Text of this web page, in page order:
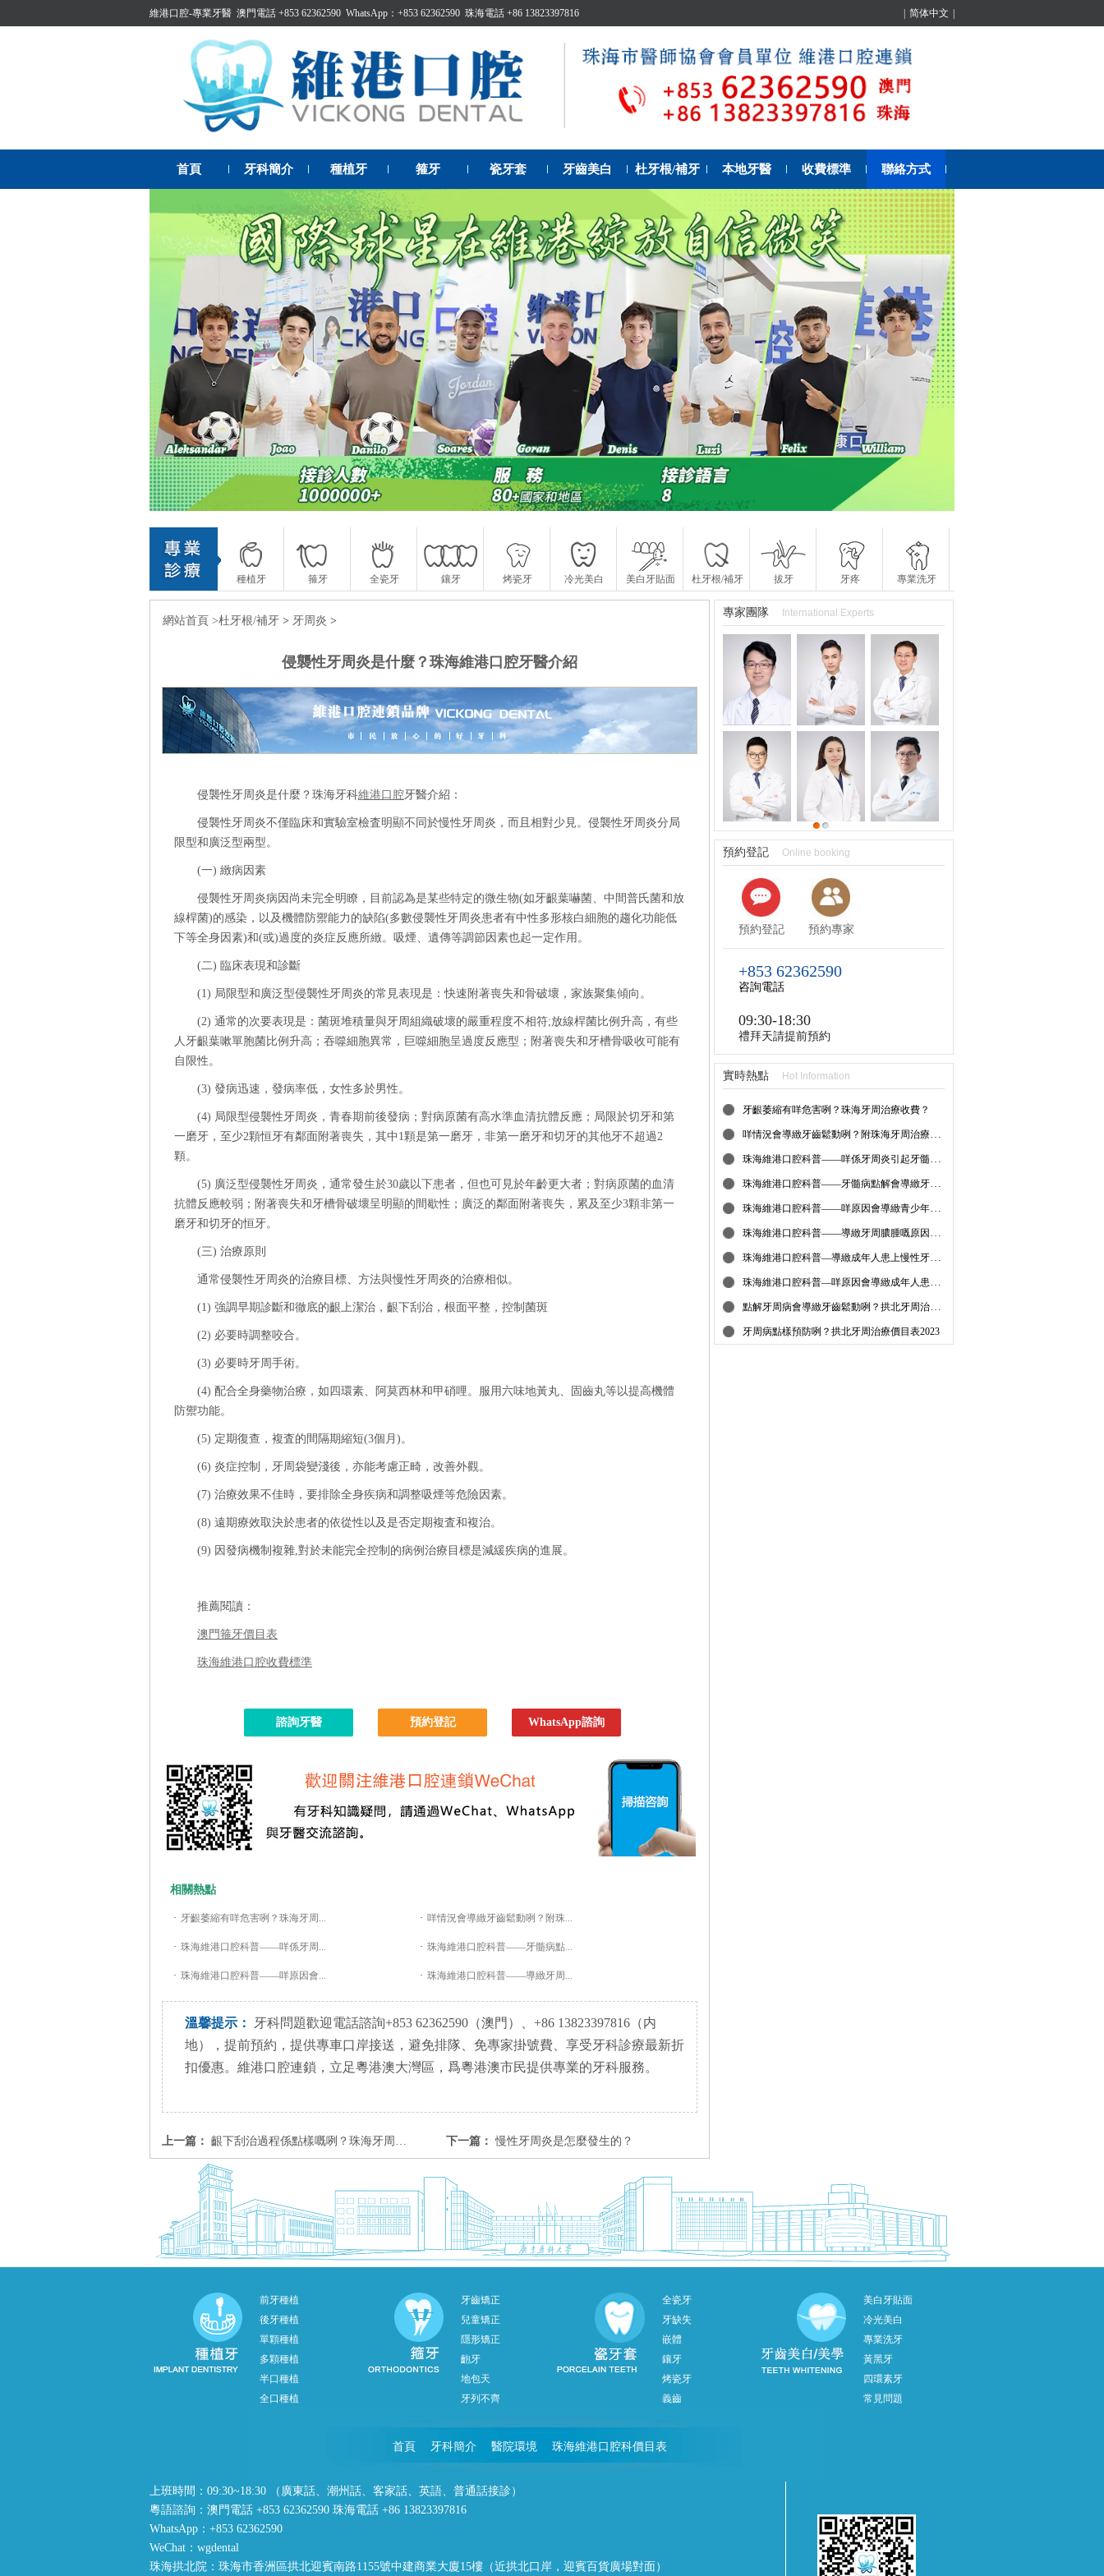
維港口腔-專業牙醫 澳門電話 +853 62362590 WhatsApp：+853 62362590 珠海電話 +86 13823397816 简体中文
首頁 牙科簡介 種植牙 箍牙 瓷牙套 牙齒美白 杜牙根/補牙 本地牙醫 收費標準 聯絡方式
種植牙 箍牙 全瓷牙 鑲牙 烤瓷牙 冷光美白 美白牙貼面 杜牙根/補牙 拔牙 牙疼 專業洗牙
網站首頁 >杜牙根/補牙 > 牙周炎 >
侵襲性牙周炎是什麼？珠海維港口腔​牙醫介紹
侵襲性牙周炎是什麼？珠海牙科維港口腔牙醫介紹：
侵襲性牙周炎不僅臨床和實驗室檢査明顯不同於慢性牙周炎，而且相對少見。侵襲性牙周炎分局
限型和廣泛型兩型。
(一) 緻病因素
侵襲性牙周炎病因尚未完全明瞭，目前認為是某些特定的微生物(如牙齦葉嚇菌、中間普氏菌和放
線桿菌)的感染，以及機體防禦能力的缺陷(多數侵襲性牙周炎患者有中性多形核白細胞的趨化功能低
下等全身因素)和(或)過度的炎症反應所緻。吸煙、遺傳等調節因素也起一定作用。
(二) 臨床表現和診斷
(1) 局限型和廣泛型侵襲性牙周炎的常見表現是：快速附著喪失和骨破壞，家族聚集傾向。
(2) 通常的次要表現是：菌斑堆積量與牙周組織破壞的嚴重程度不相符;放線桿菌比例升高，有些
人牙齦葉嗽單胞菌比例升高；吞噬細胞異常，巨噬細胞呈過度反應型；附著喪失和牙槽骨吸收可能有
自限性。
(3) 發病迅速，發病率低，女性多於男性。
(4) 局限型侵襲性牙周炎，青春期前後發病；對病原菌有高水準血清抗體反應；局限於切牙和第
一磨牙，至少2顆恒牙有鄰面附著喪失，其中1顆是第一磨牙，非第一磨牙和切牙的其他牙不超過2
顆。
(5) 廣泛型侵襲性牙周炎，通常發生於30歲以下患者，但也可見於年齡更大者；對病原菌的血清
抗體反應較弱；附著喪失和牙槽骨破壞呈明顯的間歇性；廣泛的鄰面附著喪失，累及至少3顆非第一
磨牙和切牙的恒牙。
(三) 治療原則
通常侵襲性牙周炎的治療目標、方法與慢性牙周炎的治療相似。
(1) 強調早期診斷和徹底的齦上潔治，齦下刮治，根面平整，控制菌斑
(2) 必要時調整咬合。
(3) 必要時牙周手術。
(4) 配合全身藥物治療，如四環素、阿莫西林和甲硝哩。服用六味地黃丸、固齒丸等以提高機體
防禦功能。
(5) 定期復查，複査的間隔期縮短(3個月)。
(6) 炎症控制，牙周袋變淺後，亦能考慮正畸，改善外觀。
(7) 治療效果不佳時，要排除全身疾病和調整吸煙等危險因素。
(8) 遠期療效取決於患者的依從性以及是否定期複査和複治。
(9) 因發病機制複雜,對於未能完全控制的病例治療目標是減緩疾病的進展。
推薦閱讀：
澳門箍牙價目表
珠海維港口腔收費標準
諮詢牙醫 預約登記 WhatsApp諮詢
相關熱點
· 牙齦萎縮有咩危害咧？珠海牙周... · 咩情況會導緻牙齒鬆動咧？附珠...
· 珠海維港口腔科普——咩係牙周... · 珠海維港口腔科普——牙髓病點...
· 珠海維港口腔科普——咩原因會... · 珠海維港口腔科普——導緻牙周...
溫馨提示：
牙科問題歡迎電話諮詢+853 62362590（澳門）、+86 13823397816（内
地），提前預約，提供專車口岸接送，避免排隊、免專家掛號費、享受牙科診療最新折
扣優惠。維港口腔連鎖，立足粵港澳大灣區，爲粵港澳市民提供專業的牙科服務。
上一篇： 齦下刮治過程係點樣嘅咧？珠海牙周治療要幾錢？ 下一篇： 慢性牙周炎是怎麼發生的？
專家團隊 International Experts
預約登記 Online booking
預約登記 預約專家
+853 62362590
咨詢電話
09:30-18:30
禮拜天請提前預約
實時熱點 Hot Information
牙齦萎縮有咩危害咧？珠海牙周治療收費？
咩情況會導緻牙齒鬆動咧？附珠海牙周治療收費2023
珠海維港口腔科普——咩係牙周炎引起牙髓病變咧？
珠海維港口腔科普——牙髓病點解會導緻牙周病咧？
珠海維港口腔科普——咩原因會導緻青少年牙周炎咧？
珠海維港口腔科普——導緻牙周膿腫嘅原因有咩咧？
珠海維港口腔科普—導緻成年人患上慢性牙周炎嘅局部因素有咩咧？
珠海維港口腔科普—咩原因會導緻成年人患上慢性牙周炎咧？
點解牙周病會導緻牙齒鬆動咧？拱北牙周治療收費點樣？
牙周病點樣預防咧？拱北牙周治療價目表2023
前牙種植
後牙種植
單顆種植
多顆種植
半口種植
全口種植
牙齒矯正
兒童矯正
隱形矯正
齙牙
地包天
牙列不齊
全瓷牙
牙缺失
嵌體
鑲牙
烤瓷牙
義齒
美白牙貼面
冷光美白
專業洗牙
黃黑牙
四環素牙
常見問題
首頁 牙科簡介 醫院環境 珠海維港口腔科價目表
上班時間：09:30~18:30 （廣東話、潮州話、客家話、英語、普通話接診）
粵語諮詢：澳門電話 +853 62362590 珠海電話 +86 13823397816
WhatsApp：+853 62362590
WeChat：wgdental
珠海拱北院：珠海市香洲區拱北迎賓南路1155號中建商業大廈15樓（近拱北口岸，迎賓百貨廣場對面）